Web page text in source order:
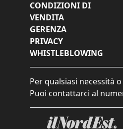
CONDIZIONI DI
VENDITA
GERENZA
PRIVACY
WHISTLEBLOWING
Per qualsiasi necessità
Puoi contattarci al